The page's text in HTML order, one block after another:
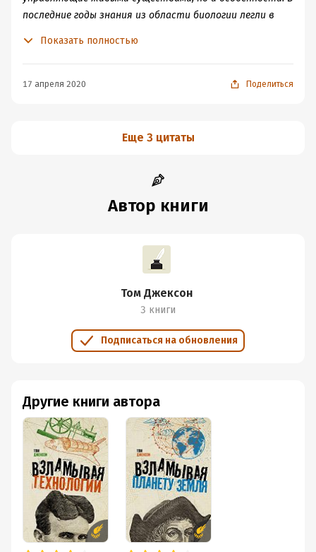
последние годы знания из области биологии легли в
Показать полностью
17 апреля 2020 Поделиться
Еще 3 цитаты
Автор книги
Том Джексон
3 книги
Подписаться на обновления
Другие книги автора